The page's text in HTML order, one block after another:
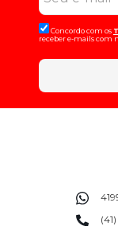
Concordo com os
receber e-mails com